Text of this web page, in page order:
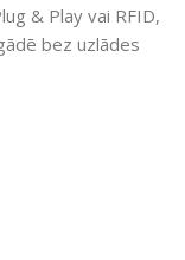
& Play vai RFID,
bez uzlādes